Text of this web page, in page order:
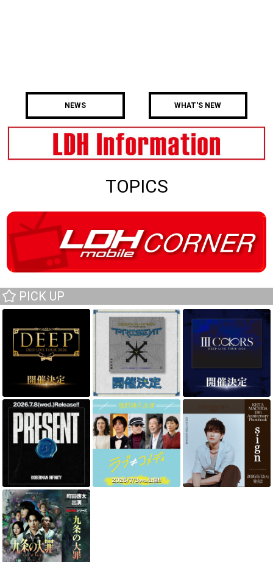
NEWS WHAT'S NEW
TOPICS
PICK UP